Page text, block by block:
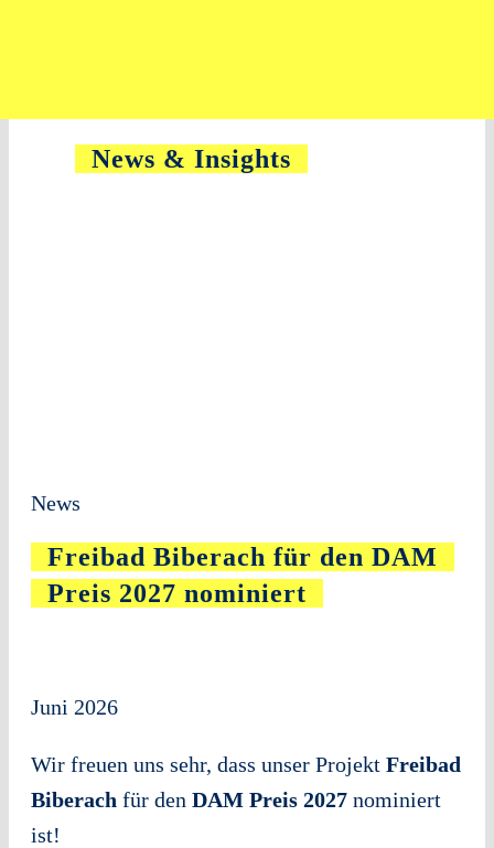
News & Insights
News
Freibad Biberach für den DAM
Preis 2027 nominiert
Juni 2026
Wir freuen uns sehr, dass unser Projekt Freibad
Biberach für den DAM Preis 2027nominiert
ist!